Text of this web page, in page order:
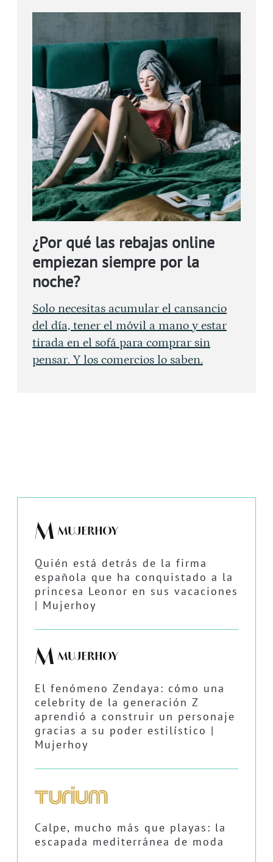
¿Por qué las rebajas online
empiezan siempre por la
noche?
Solo necesitas acumular el cansancio
del día, tener el móvil a mano y estar
tirada en el sofá para comprar sin
pensar. Y los comercios lo saben.
Quién está detrás de la firma
española que ha conquistado a la
princesa Leonor en sus vacaciones
| Mujerhoy
El fenómeno Zendaya: cómo una
celebrity de la generación Z
aprendió a construir un personaje
gracias a su poder estilístico |
Mujerhoy
Calpe, mucho más que playas: la
escapada mediterránea de moda